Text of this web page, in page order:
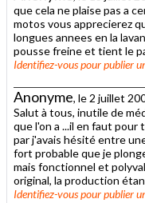
que cela ne plaise pas a
motos vous apprecierez
longues annees en la
pousse freine et tient le
Identifiez-vouspour publier
Anonyme, le 2 juillet
Salut à tous, inutile de
que l'on a ...il en faut
par j'avais hésité entre
fort probable que je
mais fonctionnel et
original, la production
Identifiez-vouspour publier